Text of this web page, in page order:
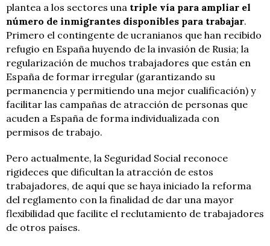
plantea a los sectores una triple vía para ampliar el
número de inmigrantes disponibles para trabajar.
Primero el contingente de ucranianos que han recibido
refugio en España huyendo de la invasión de Rusia; la
regularización de muchos trabajadores que están en
España de formar irregular (garantizando su
permanencia y permitiendo una mejor cualificación) y
facilitar las campañas de atracción de personas que
acuden a España de forma individualizada con
permisos de trabajo.
Pero actualmente, la Seguridad Social reconoce
rigideces que dificultan la atracción de estos
trabajadores, de aquí que se haya iniciado la reforma
del reglamento con la finalidad de dar una mayor
flexibilidad que facilite el reclutamiento de trabajadores
de otros países.